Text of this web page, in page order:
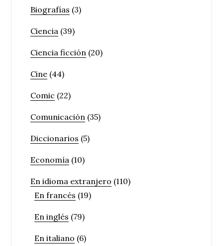
Biografías (3)
Ciencia (39)
Ciencia ficción (20)
Cine (44)
Comic (22)
Comunicación (35)
Diccionarios (5)
Economía (10)
En idioma extranjero (110)
En francés (19)
En inglés (79)
En italiano (6)